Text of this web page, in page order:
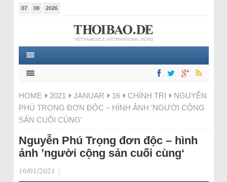
07 08 2026
HOME 2021 JANUAR 16 CHÍNH TRỊ
NGUYỄN
PHÚ TRỌNG ĐƠN ĐỘC – HÌNH ẢNH ’NGƯỜI CỘNG
SẢN CUỐI CÙNG‘
Nguyễn Phú Trọng đơn độc – hình
ảnh ’người cộng sản cuối cùng‘
16/01/2021 |